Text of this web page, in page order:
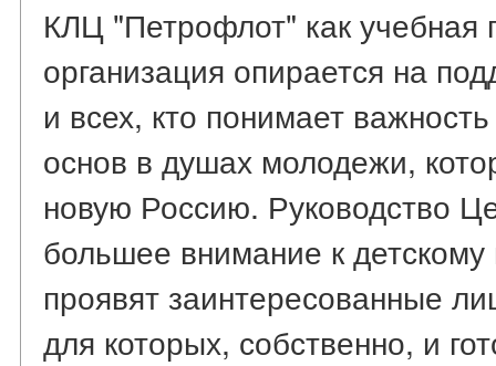
КЛЦ "Петрофлот" как учебная
организация опирается на
и всех, кто понимает
основ в душах молодежи,
новую Россию. Руководство
большее внимание к
проявят заинтересованные
для которых, собственно, и